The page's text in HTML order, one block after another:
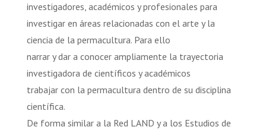
investigadores, académicos y profesionales para
investigar en áreas relacionadas con el arte y la
ciencia de la permacultura. Para ello
narrar y dar a conocer ampliamente la trayectoria
investigadora de científicos y académicos
trabajar con la permacultura dentro de su disciplina
científica.
De forma similar a la Red LAND y a los Estudios de